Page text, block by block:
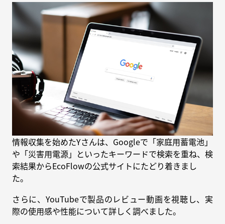
情報収集を始めたYさんは、Googleで「家庭用蓄電池」
や「災害用電源」といったキーワードで検索を重ね、検
索結果からEcoFlowの公式サイトにたどり着きまし
た。
さらに、YouTubeで製品のレビュー動画を視聴し、実
際の使用感や性能について詳しく調べました。